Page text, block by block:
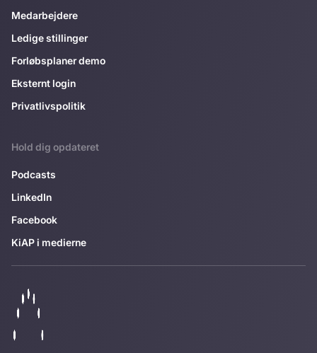
Medarbejdere
Ledige stillinger
Forløbsplaner demo
Eksternt login
Privatlivspolitik
Hold dig opdateret
Podcasts
LinkedIn
Facebook
KiAP i medierne